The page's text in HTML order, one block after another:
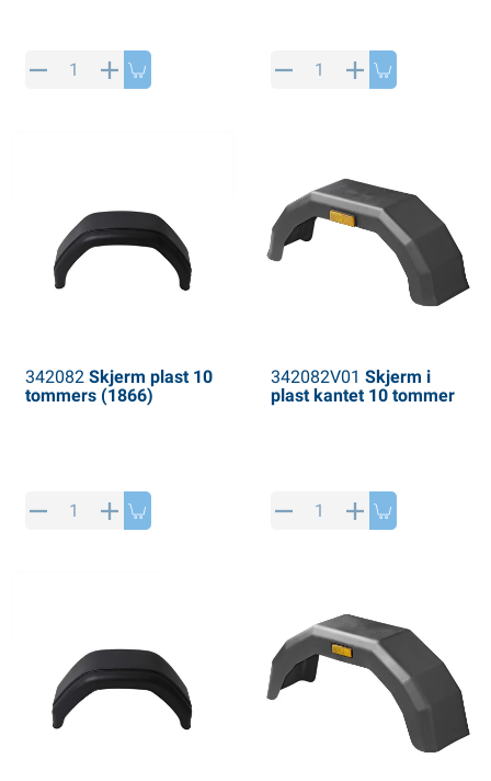
342082Skjerm plast 10
tommers (1866)
342082V01 Skjerm i
plast kantet 10 tommer